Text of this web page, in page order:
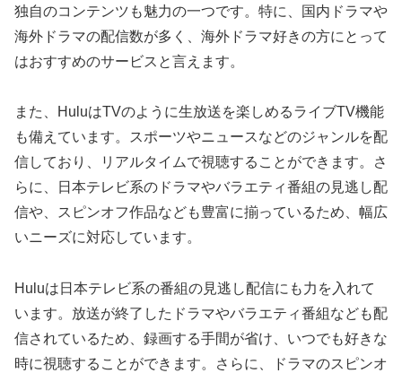
独自のコンテンツも魅力の一つです。特に、国内ドラマや
海外ドラマの配信数が多く、海外ドラマ好きの方にとって
はおすすめのサービスと言えます。
また、HuluはTVのように生放送を楽しめるライブTV機能
も備えています。スポーツやニュースなどのジャンルを配
信しており、リアルタイムで視聴することができます。さ
らに、日本テレビ系のドラマやバラエティ番組の見逃し配
信や、スピンオフ作品なども豊富に揃っているため、幅広
いニーズに対応しています。
Huluは日本テレビ系の番組の見逃し配信にも力を入れて
います。放送が終了したドラマやバラエティ番組なども配
信されているため、録画する手間が省け、いつでも好きな
時に視聴することができます。さらに、ドラマのスピンオ